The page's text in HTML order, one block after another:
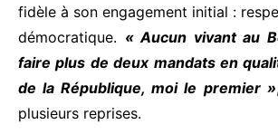
fidèle à son engagement initial :
démocratique. « Aucun vivant au
faire plus de deux mandats en
de la République, moi le premier »
plusieurs reprises.